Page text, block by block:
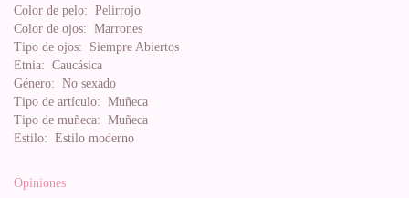
Color de pelo: Pelirrojo
Color de ojos: Marrones
Tipo de ojos: Siempre Abiertos
Etnia: Caucásica
Género: No sexado
Tipo de artículo: Muñeca
Tipo de muñeca: Muñeca
Estilo: Estilo moderno
Opiniones